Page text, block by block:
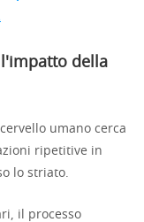
l'impatto della
umano cerca
ripetitive in
lo striato.
il processo